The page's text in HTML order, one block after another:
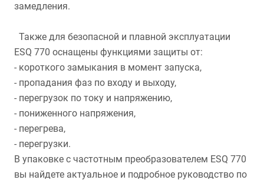
замедления.
Также для безопасной и плавной эксплуатации
ESQ 770 оснащены функциями защиты от:
- короткого замыкания в момент запуска,
- пропадания фаз по входу и выходу,
- перегрузок по току и напряжению,
- пониженного напряжения,
- перегрева,
- перегрузки.
В упаковке с частотным преобразователем ESQ 770
вы найдете актуальное и подробное руководство по